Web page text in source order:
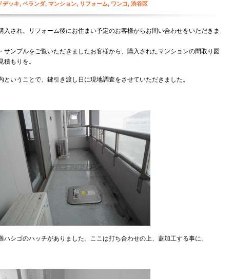
デッキ, ベランダ, マンション, リフォーム, ワンコ, 渋谷区
入され、リフォーム後にお住まい予定のお客様からお問い合わせをいただきま
サンプルをご覧いただきましたお客様から、購入されたマンションの間取り図
もりを。
ということで、鍵引き渡し日に現地調査をさせていただきました。
ハシゴのハッチがありました。ここは打ち合わせの上、蓋加工する事に。